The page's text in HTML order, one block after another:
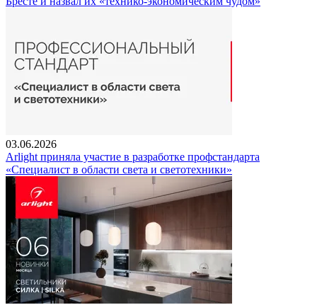
03.06.2026
Arlight приняла участие в разработке профстандарта
«Специалист в области света и светотехники»